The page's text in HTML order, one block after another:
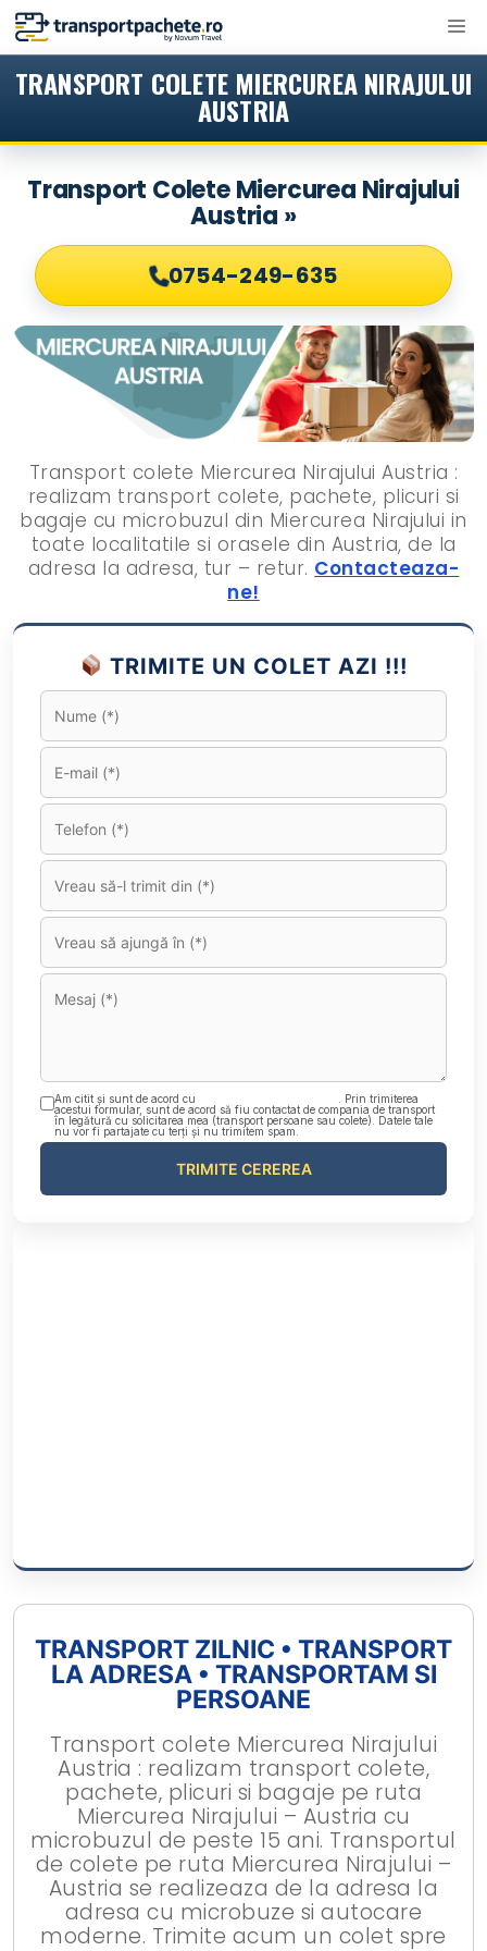
Sari
TRANSPORT COLETE MIERCUREA NIRAJULUI
AUSTRIA
Transport Colete Miercurea Nirajului
Austria »
0754-249-635
Transport colete Miercurea Nirajului Austria :
realizam transport colete, pachete, plicuri si
bagaje cu microbuzul din Miercurea Nirajului in
toate localitatile si orasele din Austria, de la
adresa la adresa, tur – retur. Contacteaza-
ne!
TRIMITE UN COLET AZI !!!
Am citit și sunt de acord cu
. Prin trimiterea
acestui formular, sunt de acord să fiu contactat de compania de transport
în legătură cu solicitarea mea (transport persoane sau colete). Datele tale
nu vor fi partajate cu terți și nu trimitem spam.
TRANSPORT ZILNIC • TRANSPORT
LA ADRESA • TRANSPORTAM SI
PERSOANE
Transport colete Miercurea Nirajului
Austria : realizam transport colete,
pachete, plicuri si bagaje pe ruta
Miercurea Nirajului – Austria cu
microbuzul de peste 15 ani. Transportul
de colete pe ruta Miercurea Nirajului –
Austria se realizeaza de la adresa la
adresa cu microbuze si autocare
moderne. Trimite acum un colet spre